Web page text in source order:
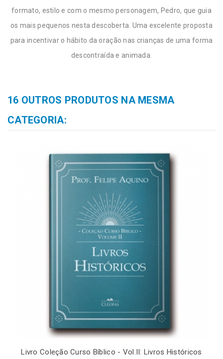
formato, estilo e com o mesmo personagem, Pedro, que guia
os mais pequenos nesta descoberta. Uma excelente proposta
para incentivar o hábito da oração nas crianças de uma forma
descontraída e animada.
16 OUTROS PRODUTOS NA MESMA
CATEGORIA:
Livro Coleção Curso Bíblico - Vol.II: Livros Históricos